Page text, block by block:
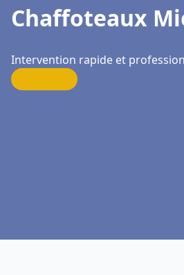
Chaffoteaux
Intervention rapide et